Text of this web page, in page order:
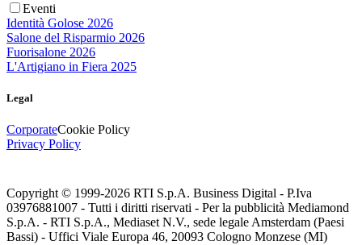
Eventi
Identità Golose 2026
Salone del Risparmio 2026
Fuorisalone 2026
L'Artigiano in Fiera 2025
Legal
CorporateCookie Policy
Privacy Policy
Copyright © 1999-2026 RTI S.p.A. Business Digital - P.Iva
03976881007 - Tutti i diritti riservati - Per la pubblicità Mediamond
S.p.A. - RTI S.p.A., Mediaset N.V., sede legale Amsterdam (Paesi
Bassi) - Uffici Viale Europa 46, 20093 Cologno Monzese (MI)